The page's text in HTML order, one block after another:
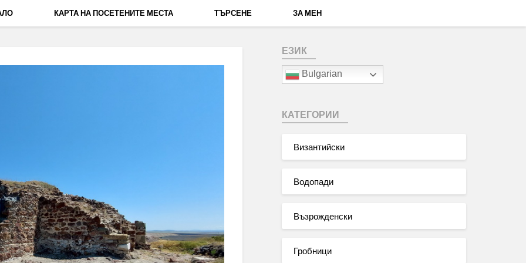
КАРТА НА ПОСЕТЕНИТЕ МЕСТА ТЪРСЕНЕ ЗА МЕН
ЕЗИК
Bulgarian
КАТЕГОРИИ
Византийски
Водопади
Възрожденски
Гробници